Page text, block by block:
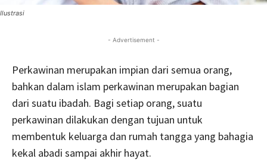
Ilustrasi
- Advertisement -
Perkawinan merupakan impian dari semua orang,
bahkan dalam islam perkawinan merupakan bagian
dari suatu ibadah. Bagi setiap orang, suatu
perkawinan dilakukan dengan tujuan untuk
membentuk keluarga dan rumah tangga yang bahagia
kekal abadi sampai akhir hayat.